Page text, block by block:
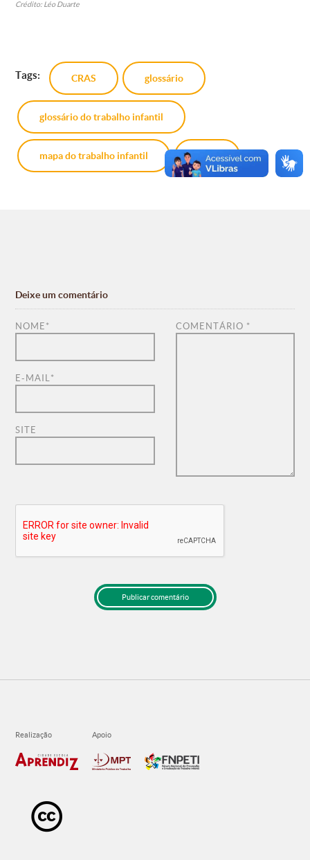
Crédito: Léo Duarte
Tags: CRAS glossário
glossário do trabalho infantil
mapa do trabalho infantil PAIF
Deixe um comentário
COMENTÁRIO *
NOME *
E-MAIL *
SITE